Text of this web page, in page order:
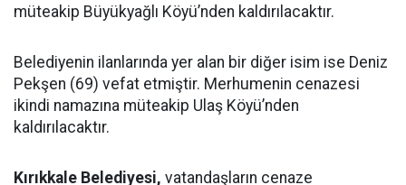
müteakip Büyükyağlı Köyü’nden kaldırılacaktır.
Belediyenin ilanlarında yer alan bir diğer isim ise Deniz
Pekşen (69) vefat etmiştir. Merhumenin cenazesi
ikindi namazına müteakip Ulaş Köyü’nden
kaldırılacaktır.
Kırıkkale Belediyesi, vatandaşların cenaze